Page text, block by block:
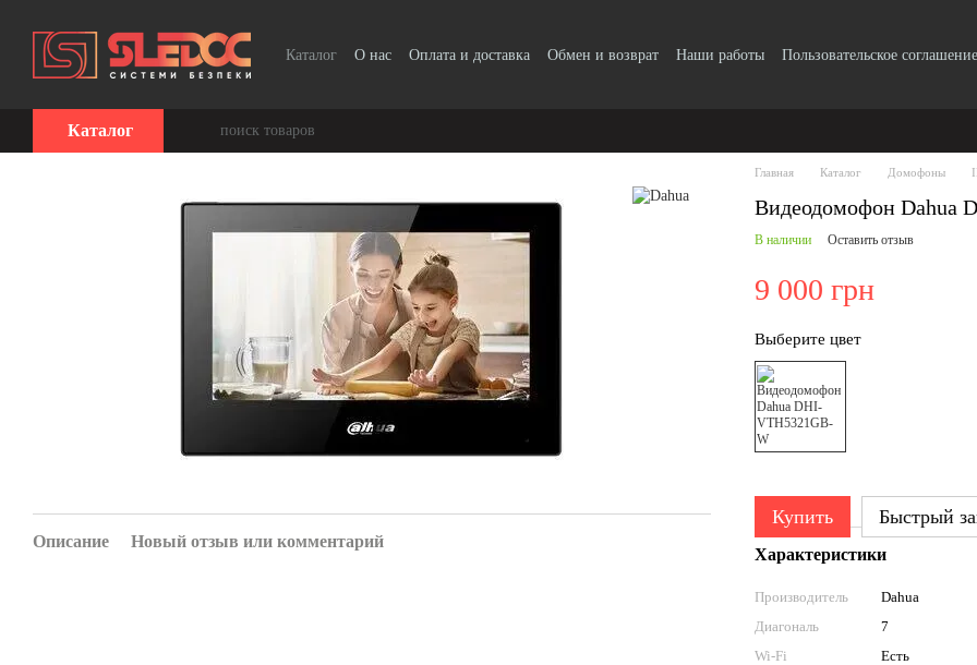
Каталог О нас Оплата и доставка Обмен и возврат Наши работы Пользовательское соглашение
Каталог
Описание Новый отзыв или комментарий
Главная Каталог Домофоны
Видеодомофон Dahua
В наличии Оставить отзыв
9 000 грн
Выберите цвет
Купить Быстрый
Характеристики
Производитель
Dahua
Диагональ
7
Wi-Fi
Есть